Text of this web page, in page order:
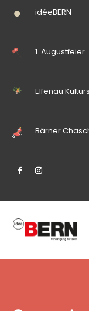
idéeBERN
1. Augustfeier
Elfenau
Bärner